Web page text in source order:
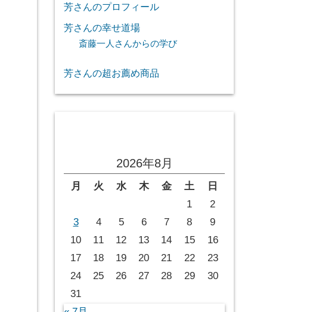
芳さんのプロフィール
芳さんの幸せ道場
斎藤一人さんからの学び
芳さんの超お薦め商品
2026年8月
月 火 水 木 金 土
日
1
2
3
4 5 6 7 8
9
10
11 12 13 14 15
16
17
18 19 20 21 22
23
24
25 26 27 28 29
30
31